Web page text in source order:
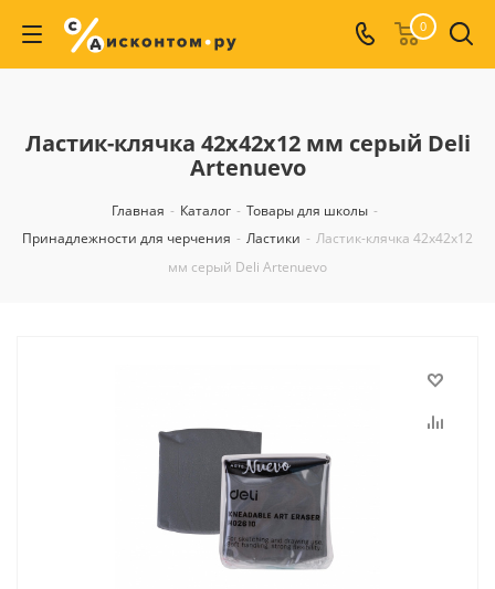
0
Ластик-клячка 42x42x12 мм серый Deli
Artenuevo
Главная - Каталог - Товары для школы -
Принадлежности для черчения - Ластики - Ластик-клячка 42x42x12
мм серый Deli Artenuevo